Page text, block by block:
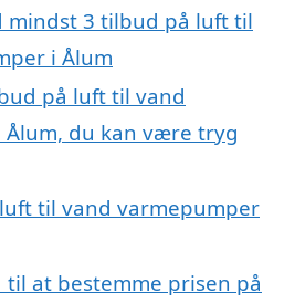
mindst 3 tilbud på luft til
i Ålum
på luft til vand
du kan være tryg
til vand varmepumper
til at bestemme prisen på